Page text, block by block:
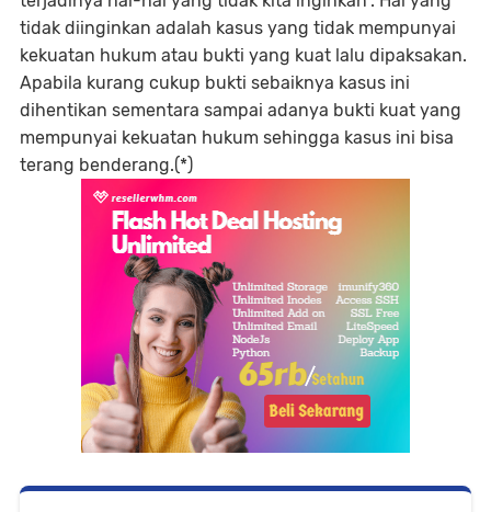
tidak diinginkan adalah kasus yang tidak mempunyai
kekuatan hukum atau bukti yang kuat lalu dipaksakan.
Apabila kurang cukup bukti sebaiknya kasus ini
dihentikan sementara sampai adanya bukti kuat yang
mempunyai kekuatan hukum sehingga kasus ini bisa
terang benderang.(*)